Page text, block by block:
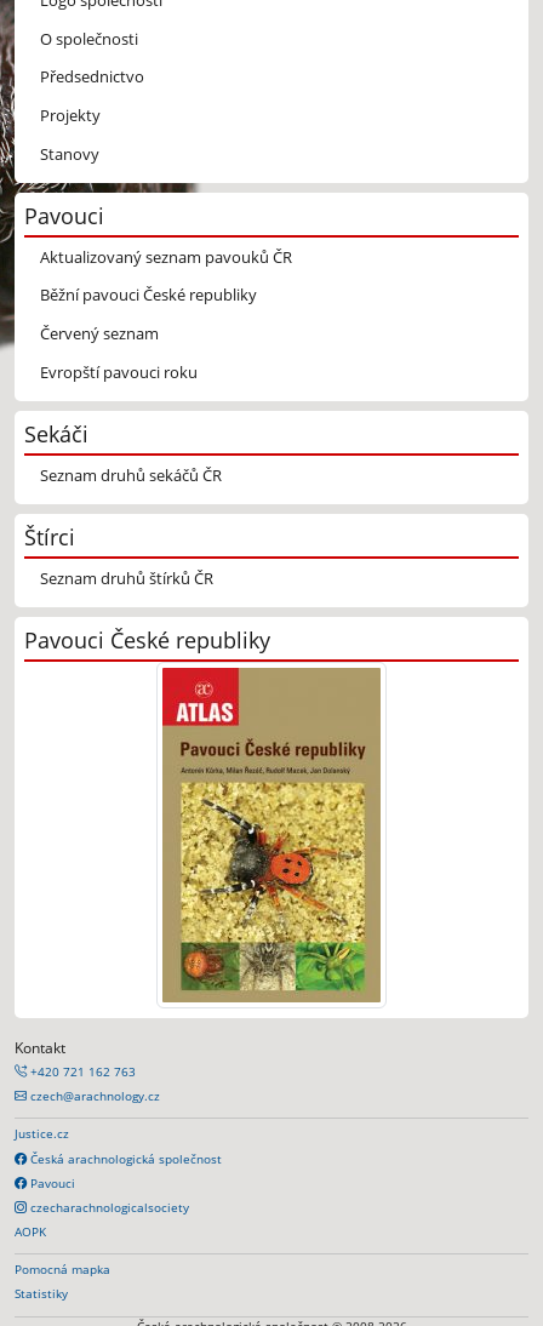
O společnosti
Předsednictvo
Projekty
Stanovy
Pavouci
Aktualizovaný seznam pavouků ČR
Běžní pavouci České republiky
Červený seznam
Evropští pavouci roku
Sekáči
Seznam druhů sekáčů ČR
Štírci
Seznam druhů štírků ČR
Pavouci České republiky
Kontakt
+420 721 162 763
czech@arachnology.cz
Justice.cz
Česká arachnologická společnost
Pavouci
czecharachnologicalsociety
AOPK
Pomocná mapka
Statistiky